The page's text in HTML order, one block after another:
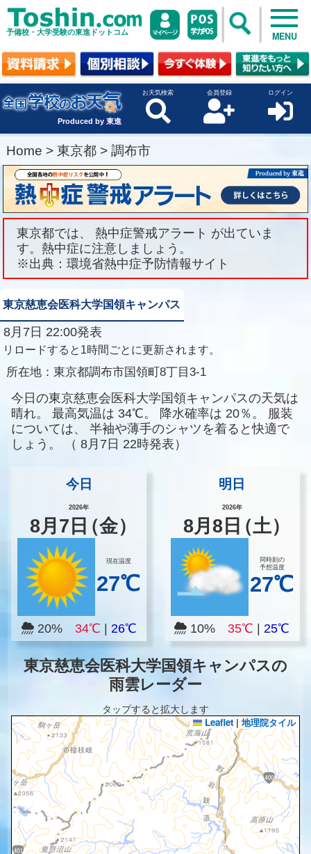
予備校・大学受験の東進ドットコム MENU
Produced by 東進
お天気検索 会員登録 ログイン
Home > 東京都 > 調布市
東京都では、 熱中症警戒アラート が出ていま
す。熱中症に注意しましょう。
※出典：環境省熱中症予防情報サイト
東京慈恵会医科大学国領キャンパス
8月7日 22:00発表
リロードすると1時間ごとに更新されます。
所在地： 東京都調布市国領町8丁目3-1
今日の東京慈恵会医科大学国領キャンパスの天気は
晴れ。
最高気温は 34℃。 降水確率は 20％。
服装
については、
半袖や薄手のシャツを着ると快適で
しょう。
（ 8月7日 22時発表）
今日
2026年
8月 7 日（金）
現在温度
27℃
20% 34℃ 26℃
明日
2026年
8月8 日（土）
同時刻の
予想温度
27℃
10%35℃ |25℃
東京慈恵会医科大学国領キャンパスの
雨雲レーダー
タップすると拡大します
Leaflet | 地理院タイル